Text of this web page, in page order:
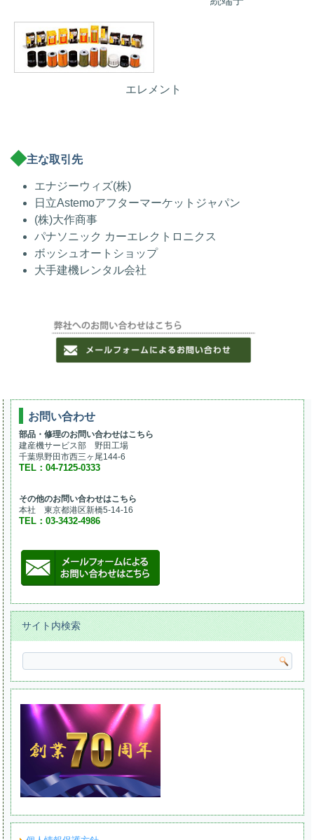
エレメント
主な取引先
エナジーウィズ(株)
日立Astemoアフターマーケットジャパン
(株)大作商事
パナソニック カーエレクトロニクス
ボッシュオートショップ
大手建機レンタル会社
お問い合わせ
部品・修理のお問い合わせはこちら
建産機サービス部 野田工場
千葉県野田市西三ヶ尾144-6
TEL：04-7125-0333
その他のお問い合わせはこちら
本社 東京都港区新橋5-14-16
TEL：03-3432-4986
サイト内検索